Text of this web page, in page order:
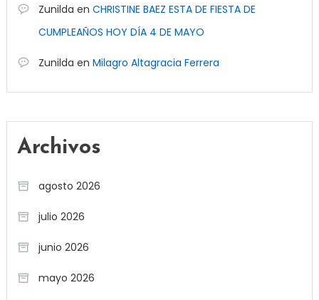
Zunilda en CHRISTINE BAEZ ESTA DE FIESTA DE
CUMPLEAÑOS HOY DÍA 4 DE MAYO
Zunilda en Milagro Altagracia Ferrera
Archivos
agosto 2026
julio 2026
junio 2026
mayo 2026